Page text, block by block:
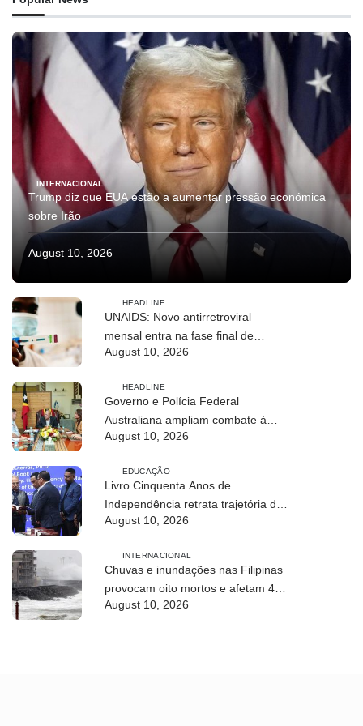
INTERNACIONAL
Trump diz que EUA estão a aumentar pressão económica
sobre Irão
August 10, 2026
HEADLINE
UNAIDS: Novo antirretroviral
mensal entra na fase final de
ensaios clínicos
August 10, 2026
HEADLINE
Governo e Polícia Federal
Australiana ampliam combate à
exploração infantil online
August 10, 2026
EDUCAÇÃO
Livro Cinquenta Anos de
Independência retrata trajetória de
Timor-Leste
August 10, 2026
INTERNACIONAL
Chuvas e inundações nas Filipinas
provocam oito mortos e afetam 486
mil pessoas
August 10, 2026